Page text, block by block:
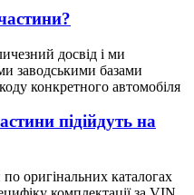
досвід і ми
заводськими базами
конкретного автомобіля
підійдуть на
оригінальних каталогах